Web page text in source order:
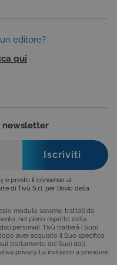
editore?
qui
newsletter
e presto il consenso al
di Tivù S.r.l. per l’invio della
modulo saranno trattati da
nel pieno rispetto della
personali. Tivù tratterà i Suoi
aver acquisito il Suo specifico
trattamento dei Suoi dati
privacy La invitiamo a prendere
visitatori. È
Cookie-
Script.com
funzioni
Sessione
Cookie di
uso
utilizzato da
siti scritti
tecnologie
basate su
Microsoft